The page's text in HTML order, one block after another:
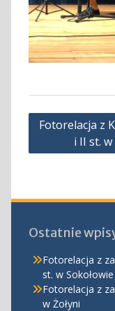
Nawigacja
Fotorelacja z
i II st.
Ostatnie
Fotorelacja z
st. w
Fotorelacja z
w Żołyni